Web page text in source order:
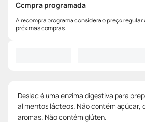
Compra programada
A recompra programa considera o preço regular
próximas compras.
Deslac é uma enzima digestiva para
alimentos lácteos. Não contém açúcar,
aromas. Não contém glúten.